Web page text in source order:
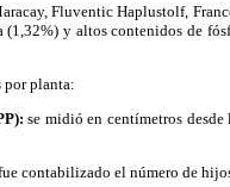
Fluventic Haplustolf,
(1,32%) y altos contenidos de
por planta:
se midió en centímetros
conta­bilizado el número de